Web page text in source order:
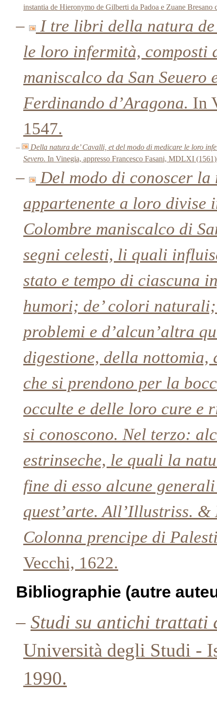
instantia de Hieronymo de Gilberti da Padoa e Zuane
–
I tre libri della natura
le loro infermità, composti
maniscalco da San
Ferdinando d’Aragona. In
1547.
–
Della natura de’ Cavalli, et del modo di medicare le loro
Severo. In Vinegia, appresso Francesco Fasani, MDLXI
–
Del modo di conoscer
appartenente a loro
Colombre maniscalco di
segni celesti, li quali
stato e tempo di ciascuna
humori; de’ colori
problemi e d’alcun’altra
digestione, della nottomia,
che si prendono per la
occulte e delle loro cure e
si conoscono. Nel terzo:
estrinseche, le quali la
fine di esso alcune
quest’arte. All’Illustriss.
Colonna prencipe di
Vecchi, 1622.
Bibliographie (autre
– Studi su antichi
Università degli Studi -
1990.